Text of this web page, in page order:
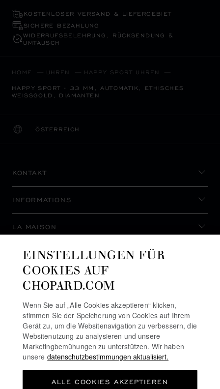
KOSTENLOSER VERSAND & LIEFERGEBIET
SICHERE BEZAHLUNG
WIDERRUFS­BELEHRUNG, RÜCKSENDUNG &
UMTAUSCH
HOME UHREN HAPPY SPORT UHREN
HAPPY SPORT - 33 MM, AUTOMATIK, ETHISCHES
WEISSGOLD, DIAMANTEN
ÖSTERREICH
LOKALISIERUNG (LAND ÄNDERN)
LAND ÄNDERN
KONTAKT
INFORMATIONS
LA MAISON
AUF DEM LAUFENDEN BLEIBEN
NEWSLETTER ABONNIEREN
COOKIE-RICHTLINIE
EINSTELLUNGEN FÜR
COOKIES AUF
CHOPARD.COM
Wenn Sie auf „Alle Cookies akzeptieren“ klicken,
stimmen Sie der Speicherung von Cookies auf Ihrem
Gerät zu, um die Websitenavigation zu verbessern, die
Websitenutzung zu analysieren und unsere
Marketingbemühungen zu unterstützen. Wir haben
unsere datenschutzbestimmungen aktualisiert.
ALLE COOKIES AKZEPTIEREN